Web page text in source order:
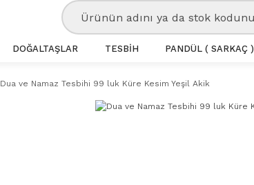
DOĞALTAŞLAR TESBİH PANDÜL ( SARKAÇ )
Dua ve Namaz Tesbihi 99 luk Küre Kesim Yeşil Akik